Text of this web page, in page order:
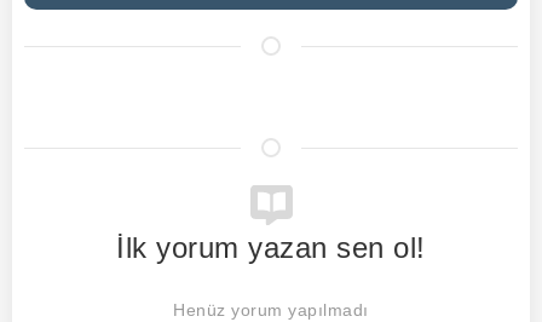
İlk yorum yazan sen ol!
Henüz yorum yapılmadı